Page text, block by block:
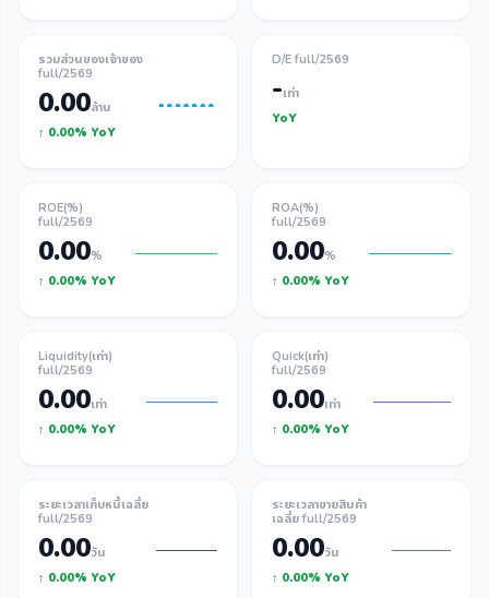
รวมส่วนของเจ้าของ
full/2569
0.00ล้าน
↑ 0.00% YoY
D/E full/2569
-เท่า
YoY
ROE(%)
full/2569
0.00%
↑ 0.00% YoY
ROA(%)
full/2569
0.00%
↑ 0.00% YoY
Liquidity(เท่า)
full/2569
0.00เท่า
↑ 0.00% YoY
Quick(เท่า)
full/2569
0.00เท่า
↑ 0.00% YoY
ระยะเวลาเก็บหนี้เฉลี่ย
full/2569
0.00วัน
↑ 0.00% YoY
ระยะเวลาขายสินค้า
เฉลี่ย full/2569
0.00วัน
↑ 0.00% YoY